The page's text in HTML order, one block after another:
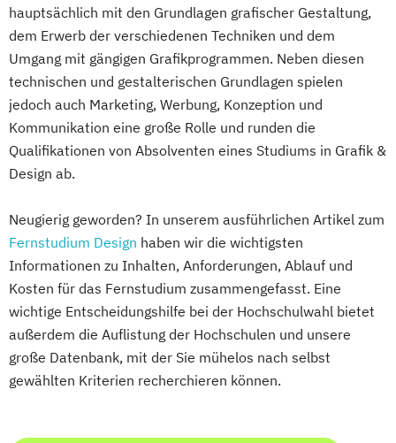
Engineering Management
Fahrzeugtechnik Game Design
Game Development
Gestaltung interaktiver Systeme
IT-Sicherheit Industriedesign
Informatik Ingenieurpsychologie
Profil Anwendung
Kommunikationsdesign
Kunststofftechnik
Lebensmittelverfahrenstechnik
Leit- und Sicherungstechnik
Maschinenbau
Maschinenbau (M. Eng.) 3 oder 4 Semester
Mathematik für Studierende
hauptsächlich mit den Grundlagen grafischer Gestaltung,
dem Erwerb der verschiedenen Techniken und dem
Umgang mit gängigen Grafikprogrammen. Neben diesen
technischen und gestalterischen Grundlagen spielen
jedoch auch Marketing, Werbung, Konzeption und
Kommunikation eine große Rolle und runden die
Qualifikationen von Absolventen eines Studiums in Grafik &
Design ab.
Neugierig geworden? In unserem ausführlichen Artikel zum
Fernstudium Design haben wir die wichtigsten
Informationen zu Inhalten, Anforderungen, Ablauf und
Kosten für das Fernstudium zusammengefasst. Eine
wichtige Entscheidungshilfe bei der Hochschulwahl bietet
außerdem die Auflistung der Hochschulen und unsere
große Datenbank, mit der Sie mühelos nach selbst
gewählten Kriterien recherchieren können.